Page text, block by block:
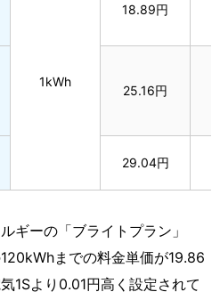
1kWh
18.89円
25.16円
29.04円
ギーの「ブライトプラン」
までの料金単価が19.86
1Sより0.01円高く設定されて